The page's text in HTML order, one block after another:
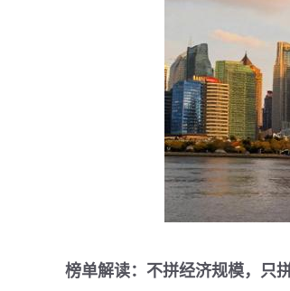
榜单解读：不拼经济规模，只